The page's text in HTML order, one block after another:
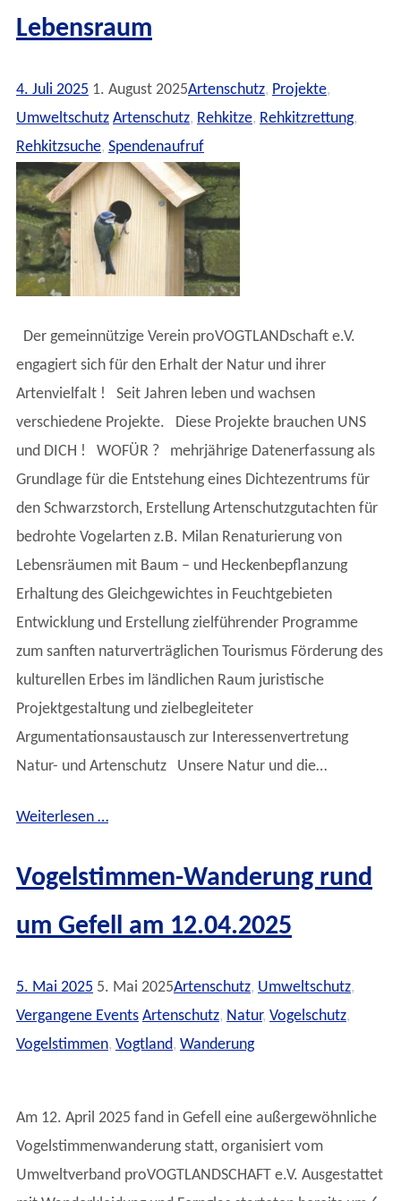
Lebensraum
4. Juli 2025 1. August 2025Artenschutz, Projekte,
Umweltschutz Artenschutz, Rehkitze, Rehkitzrettung,
Rehkitzsuche, Spendenaufruf
Der gemeinnützige Verein proVOGTLANDschaft e.V.
engagiert sich für den Erhalt der Natur und ihrer
Artenvielfalt ! Seit Jahren leben und wachsen
verschiedene Projekte. Diese Projekte brauchen UNS
und DICH ! WOFÜR ? mehrjährige Datenerfassung als
Grundlage für die Entstehung eines Dichtezentrums für
den Schwarzstorch, Erstellung Artenschutzgutachten für
bedrohte Vogelarten z.B. Milan Renaturierung von
Lebensräumen mit Baum – und Heckenbepflanzung
Erhaltung des Gleichgewichtes in Feuchtgebieten
Entwicklung und Erstellung zielführender Programme
zum sanften naturverträglichen Tourismus Förderung des
kulturellen Erbes im ländlichen Raum juristische
Projektgestaltung und zielbegleiteter
Argumentationsaustausch zur Interessenvertretung
Natur- und Artenschutz Unsere Natur und die…
Weiterlesen …
Vogelstimmen-Wanderung rund
um Gefell am 12.04.2025
5. Mai 2025 5. Mai 2025Artenschutz, Umweltschutz,
Vergangene Events Artenschutz, Natur, Vogelschutz,
Vogelstimmen, Vogtland, Wanderung
Am 12. April 2025 fand in Gefell eine außergewöhnliche
Vogelstimmenwanderung statt, organisiert vom
Umweltverband proVOGTLANDSCHAFT e.V. Ausgestattet